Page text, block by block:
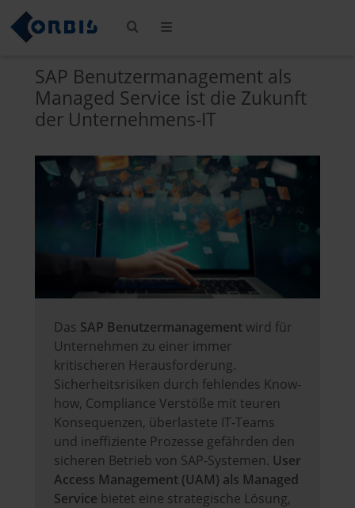
SAP Benutzermanagement als
Managed Service ist die Zukunft
der Unternehmens-IT
Das SAP Benutzermanagementwird für
Unternehmen zu einer immer
kritischeren Herausforderung.
Sicherheitsrisiken durch fehlendes Know-
how, Compliance Verstöße mit teuren
Konsequenzen, überlastete IT-Teams
und ineffiziente Prozesse gefährden den
sicheren Betrieb von SAP-Systemen. User
Access Management (UAM) als Managed
Service bietet eine strategische Lösung,